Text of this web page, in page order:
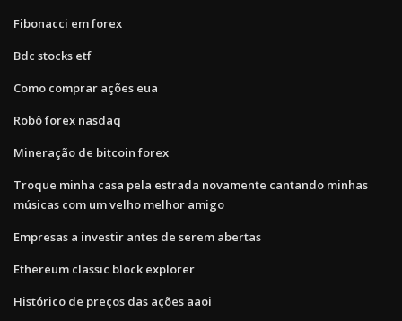
Fibonacci em forex
Bdc stocks etf
Como comprar ações eua
Robô forex nasdaq
Mineração de bitcoin forex
Troque minha casa pela estrada novamente cantando minhas
músicas com um velho melhor amigo
Empresas a investir antes de serem abertas
Ethereum classic block explorer
Histórico de preços das ações aaoi